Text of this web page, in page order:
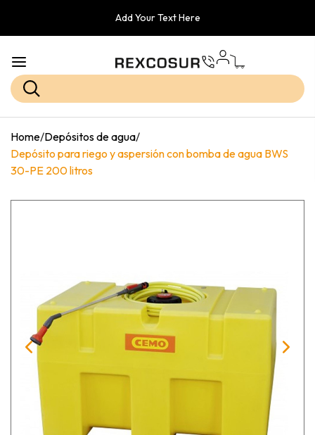
Add Your Text Here
Home/Depósitos de agua/
Depósito para riego y aspersión con bomba de agua BWS
30-PE 200 litros